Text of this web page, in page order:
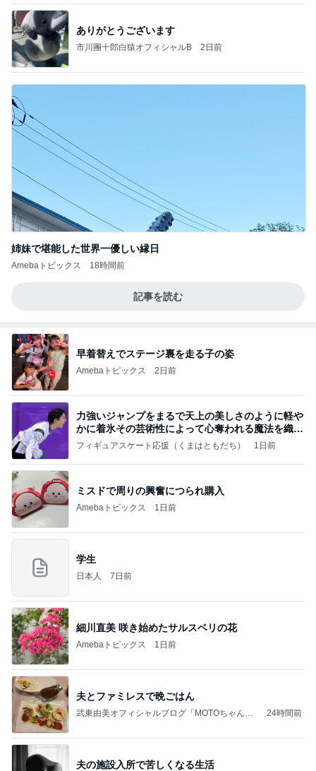
ありがとうございます
市川團十郎白猿オフィシャルB 2日前
姉妹で堪能した世界一優しい縁日
Amebaトピックス 18時間前
記事を読む
早着替えでステージ裏を走る子の姿
Amebaトピックス 2日前
力強いジャンプをまるで天上の美しさのように軽や
かに着氷その芸術性によって心奪われる魔法を織り
なす
フィギュアスケート応援（くまはともだち） 1日前
ミスドで周りの興奮につられ購入
Amebaトピックス 1日前
学生
日本人 7日前
細川直美 咲き始めたサルスベリの花
Amebaトピックス 1日前
夫とファミレスで晩ごはん
武東由美オフィシャルブログ「MOTOちゃんと
24時間前
夫の施設入所で苦しくなる生活